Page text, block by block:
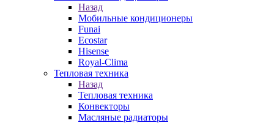
Назад
Мобильные кондиционеры
Funai
Ecostar
Hisense
Royal-Clima
Тепловая техника
Назад
Тепловая техника
Конвекторы
Масляные радиаторы